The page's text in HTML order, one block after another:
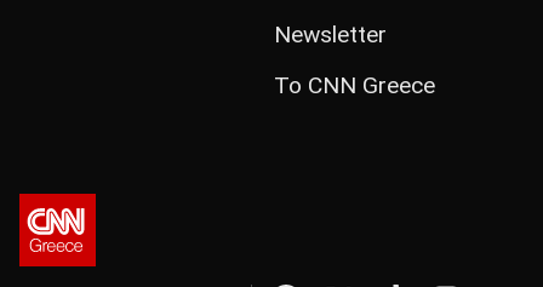
Newsletter
Το CNN Greece